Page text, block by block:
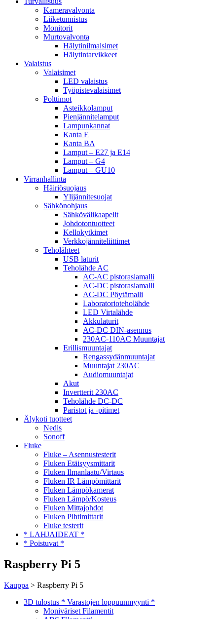
Kameravalvonta
Liiketunnistus
Monitorit
Murtovalvonta
Hälytinilmaisimet
Hälytintarvikkeet
Valaistus
Valaisimet
LED valaistus
Työpistevalaisimet
Polttimot
Asteikkolamput
Pienjännitelamput
Lampunkannat
Kanta E
Kanta BA
Lamput – E27 ja E14
Lamput – G4
Lamput – GU10
Virranhallinta
Häiriösuojaus
Ylijännitesuojat
Sähkönohjaus
Sähkövälikaapelit
Johdotontuotteet
Kellokytkimet
Verkkojänniteliittimet
Teholähteet
USB laturit
Teholähde AC
AC-AC pistorasiamalli
AC-DC pistorasiamalli
AC-DC Pöytämalli
Laboratorioteholähde
LED Virtalähde
Akkulaturit
AC-DC DIN-asennus
230AC-110AC Muuntajat
Erillismuuntajat
Rengassydänmuuntajat
Muuntajat 230AC
Audiomuuntajat
Akut
Invertterit 230AC
Teholähde DC-DC
Paristot ja -pitimet
Älykoti tuotteet
Nedis
Sonoff
Fluke
Fluke – Asennustesterit
Fluken Etäisyysmittarit
Fluken Ilmanlaatu/Virtaus
Fluken IR Lämpömittarit
Fluken Lämpökamerat
Fluken Lämpö/Kosteus
Fluken Mittajohdot
Fluken Pihtimittarit
Fluke testerit
* LAHJAIDEAT *
* Poistuvat *
Raspberry Pi 5
Kauppa > Raspberry Pi 5
3D tulostus * Varastojen loppuunmyynti *
Moniväriset Filamentit